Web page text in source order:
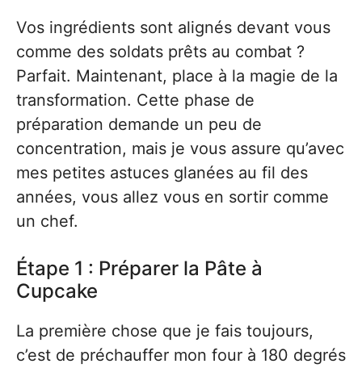
Vos ingrédients sont alignés devant vous
comme des soldats prêts au combat ?
Parfait. Maintenant, place à la magie de la
transformation. Cette phase de
préparation demande un peu de
concentration, mais je vous assure qu’avec
mes petites astuces glanées au fil des
années, vous allez vous en sortir comme
un chef.
Étape 1 : Préparer la Pâte à
Cupcake
La première chose que je fais toujours,
c’est de préchauffer mon four à 180 degrés